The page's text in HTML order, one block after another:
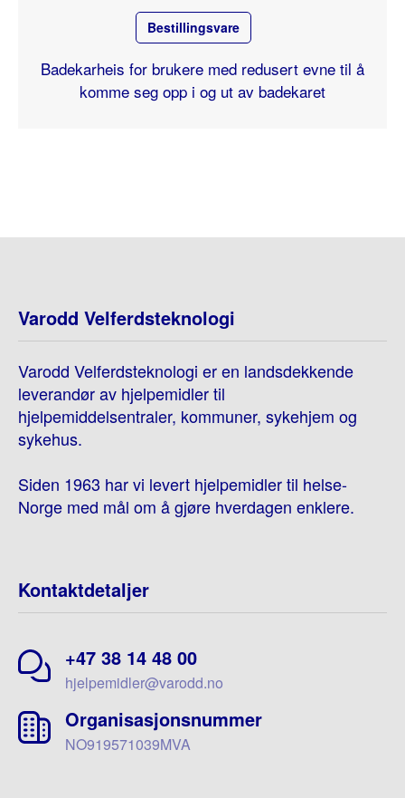
Bestillingsvare
Badekarheis for brukere med redusert evne til å
komme seg opp i og ut av badekaret
Varodd Velferdsteknologi
Varodd Velferdsteknologi er en landsdekkende
leverandør av hjelpemidler til
hjelpemiddelsentraler, kommuner, sykehjem og
sykehus.
Siden 1963 har vi levert hjelpemidler til helse-
Norge med mål om å gjøre hverdagen enklere.
Kontaktdetaljer
+47 38 14 48 00
hjelpemidler@varodd.no
Organisasjonsnummer
NO919571039MVA